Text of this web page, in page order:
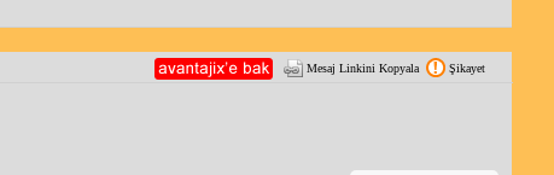
Mesaj Linkini Kopyala Şikayet